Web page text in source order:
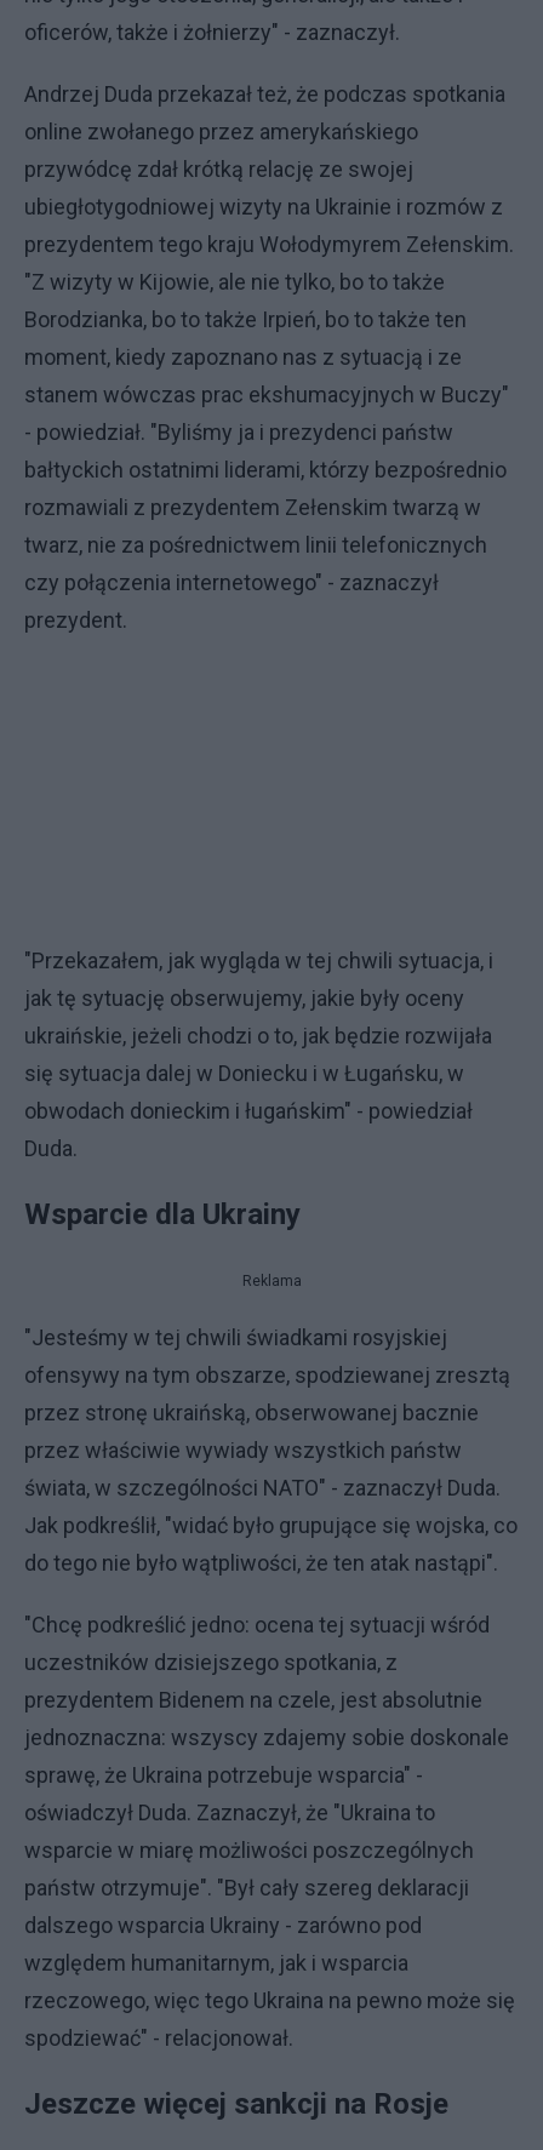
oficerów, także i żołnierzy" - zaznaczył.
Andrzej Duda przekazał też, że podczas spotkania
online zwołanego przez amerykańskiego
przywódcę zdał krótką relację ze swojej
ubiegłotygodniowej wizyty na Ukrainie i rozmów z
prezydentem tego kraju Wołodymyrem Zełenskim.
"Z wizyty w Kijowie, ale nie tylko, bo to także
Borodzianka, bo to także Irpień, bo to także ten
moment, kiedy zapoznano nas z sytuacją i ze
stanem wówczas prac ekshumacyjnych w Buczy"
- powiedział. "Byliśmy ja i prezydenci państw
bałtyckich ostatnimi liderami, którzy bezpośrednio
rozmawiali z prezydentem Zełenskim twarzą w
twarz, nie za pośrednictwem linii telefonicznych
czy połączenia internetowego" - zaznaczył
prezydent.
"Przekazałem, jak wygląda w tej chwili sytuacja, i
jak tę sytuację obserwujemy, jakie były oceny
ukraińskie, jeżeli chodzi o to, jak będzie rozwijała
się sytuacja dalej w Doniecku i w Ługańsku, w
obwodach donieckim i ługańskim" - powiedział
Duda.
Wsparcie dla Ukrainy
Reklama
"Jesteśmy w tej chwili świadkami rosyjskiej
ofensywy na tym obszarze, spodziewanej zresztą
przez stronę ukraińską, obserwowanej bacznie
przez właściwie wywiady wszystkich państw
świata, w szczególności NATO" - zaznaczył Duda.
Jak podkreślił, "widać było grupujące się wojska, co
do tego nie było wątpliwości, że ten atak nastąpi".
"Chcę podkreślić jedno: ocena tej sytuacji wśród
uczestników dzisiejszego spotkania, z
prezydentem Bidenem na czele, jest absolutnie
jednoznaczna: wszyscy zdajemy sobie doskonale
sprawę, że Ukraina potrzebuje wsparcia" -
oświadczył Duda. Zaznaczył, że "Ukraina to
wsparcie w miarę możliwości poszczególnych
państw otrzymuje". "Był cały szereg deklaracji
dalszego wsparcia Ukrainy - zarówno pod
względem humanitarnym, jak i wsparcia
rzeczowego, więc tego Ukraina na pewno może się
spodziewać" - relacjonował.
Jeszcze więcej sankcji na Rosje